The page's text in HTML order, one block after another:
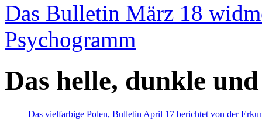
Das Bulletin März 18
Psychogramm
Das helle, dunkle
Das vielfarbige Polen, Bulletin April 17 berichtet von der